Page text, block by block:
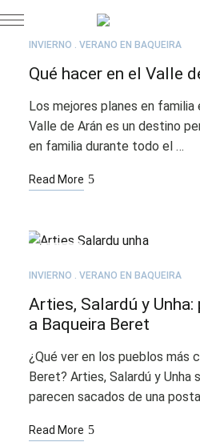
03
INVIERNO VERANO EN BAQUEIRA
Qué hacer en el Valle
Los mejores planes en familia
Valle de Arán es un destino
en familia durante todo el …
Read More
09
INVIERNO VERANO EN BAQUEIRA
Arties, Salardú y
a Baqueira Beret
¿Qué ver en los pueblos más
Beret? Arties, Salardú y Unha
parecen sacados de una
Read More